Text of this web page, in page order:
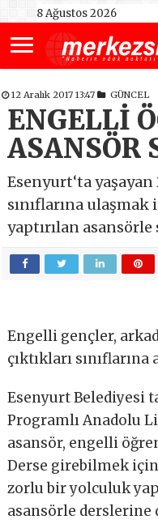
8 Ağustos 2026
12 Aralık 2017 13:47 GÜNCEL
ENGELLİ
ASANSÖR
Esenyurt‘ta
sınıflarına ulaşmak
yaptırılan
Engelli gençler,
çıktıkları
Esenyurt Belediyesi
Programlı Anadolu
asansör, engelli
Derse girebilmek için
zorlu bir yolculuk
asansörle derslerine